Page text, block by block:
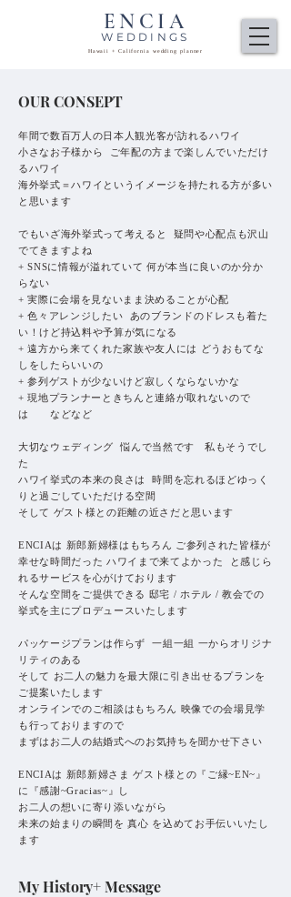
ENCIA
WEDDINGS
Hawaii + California wedding planner
OUR CONSEPT
年間で数百万人の日本人観光客が訪れるハワイ
小さなお子様から ご年配の方まで楽しんでいただけ
るハワイ
海外挙式＝ハワイというイメージを持たれる方が多い
と思います
でもいざ海外挙式って考えると 疑問や心配点も沢山
でてきますよね
​+ SNSに情報が溢れていて 何が本当に良いのか分か
らない
+ 実際に会場を見ないまま決めることが心配
+ 色々アレンジしたい あのブランドのドレスも着た
い！けど持込料や予算が気になる
+ 遠方から来てくれた家族や友人には どうおもてな
しをしたらいいの
+ 参列ゲストが少ないけど寂しくならないかな
+ 現地プランナーときちんと連絡が取れないので
は などなど
大切なウェディング 悩んで当然です 私もそうでし
た
ハワイ挙式の本来の良さは 時間を忘れるほどゆっく
りと過ごしていただける空間
そして ゲスト様との距離の近さだと思います
ENCIAは 新郎新婦様はもちろん ご参列された皆様が
幸せな時間だった ハワイまで来てよかった
と感じら
れるサービスを心がけております
そんな空間をご提供できる 邸宅 / ホテル / 教会での
挙式を主にプロデュースいたします
パッケージプランは作らず 一組一組 一からオリジナ
リティのある
そして お二人の魅力を最大限に引き出せるプランを
ご提案いたします
オンラインでのご相談はもちろん 映像での会場見学
も行っておりますので
まずはお二人の結婚式へのお気持ちを聞かせ下さい
ENCIAは 新郎新婦さま ゲスト様との『ご縁~EN~』
に『感謝~Gracias~』し
お二人の想いに寄り添いながら
未来の始まりの瞬間を 真心 を込めてお手伝いいたし
ます
My History+ Message